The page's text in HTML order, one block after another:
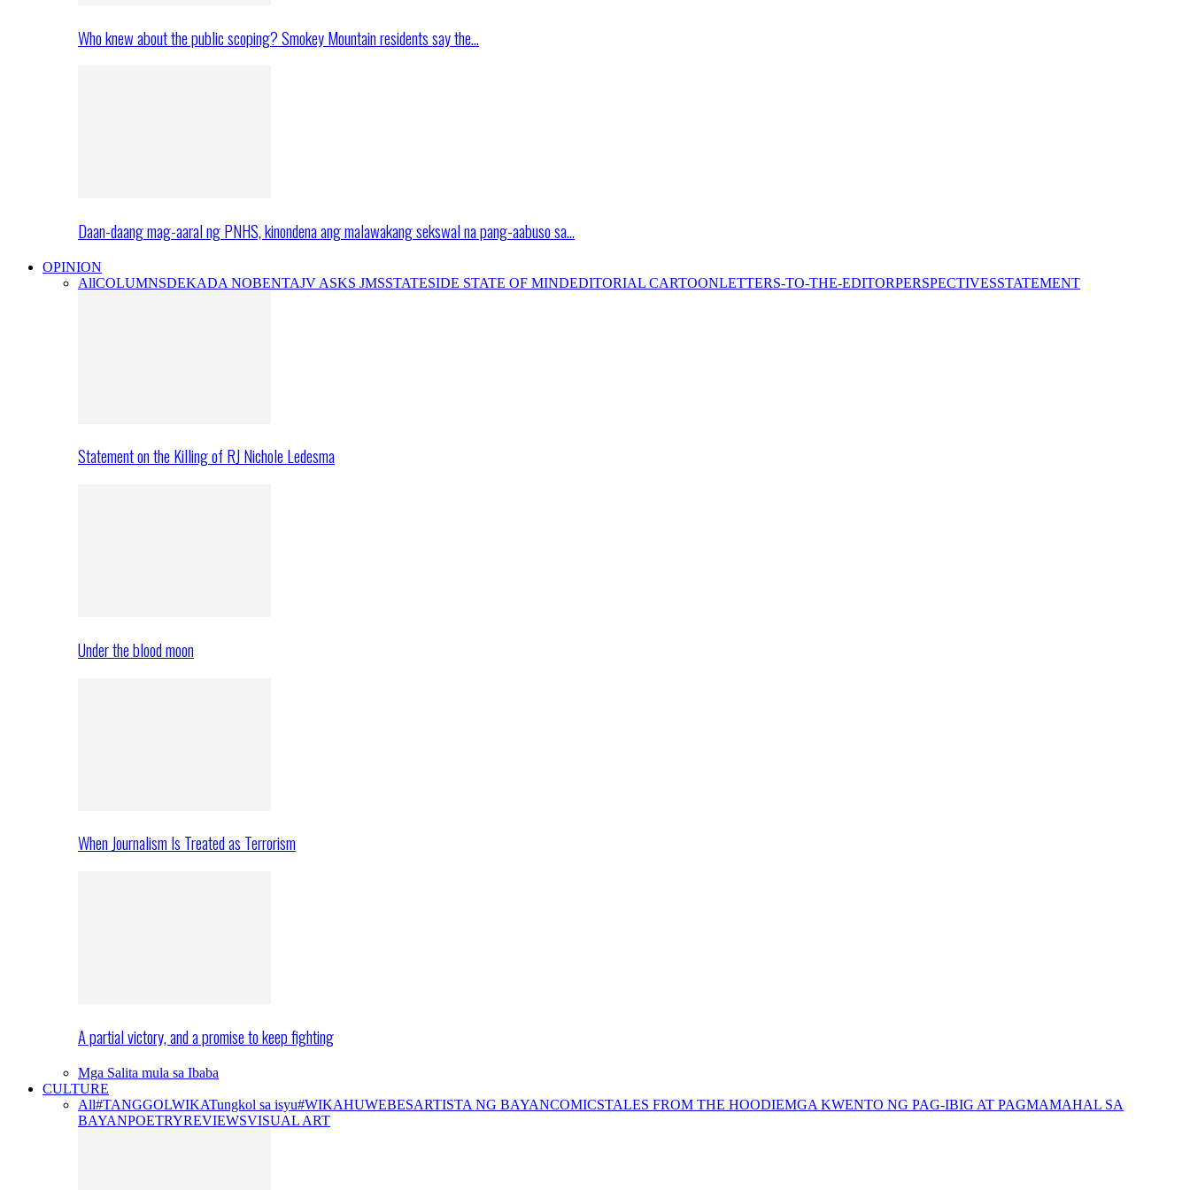
Who knew about the public scoping? Smokey Mountain residents say the…
Daan-daang mag-aaral ng PNHS, kinondena ang malawakang sekswal na pang-aabuso sa…
OPINION
AllCOLUMNSDEKADA NOBENTAJV ASKS JMSSTATESIDE STATE OF MINDEDITORIAL CARTOONLETTERS-TO-THE-EDITORPERSPECTIVESSTATEMENT
Statement on the Killing of RJ Nichole Ledesma
Under the blood moon
When Journalism Is Treated as Terrorism
A partial victory, and a promise to keep fighting
Mga Salita mula sa Ibaba
CULTURE
All#TANGGOLWIKATungkol sa isyu#WIKAHUWEBESARTISTA NG BAYANCOMICSTALES FROM THE HOODIEMGA KWENTO NG PAG-IBIG AT PAGMAMAHAL SA
BAYANPOETRYREVIEWSVISUAL ART